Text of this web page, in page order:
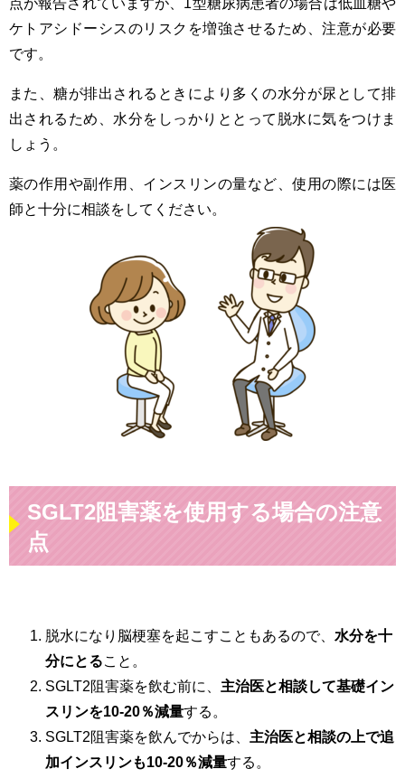
点が報告されていますが、1型糖尿病患者の場合は低血糖や
ケトアシドーシスのリスクを増強させるため、注意が必要
です。
また、糖が排出されるときにより多くの水分が尿として排
出されるため、水分をしっかりととって脱水に気をつけま
しょう。
薬の作用や副作用、インスリンの量など、使用の際には医
師と十分に相談をしてください。
SGLT2阻害薬を使用する場合の注意
点
脱水になり脳梗塞を起こすこともあるので、 水分を十
分にとること。
SGLT2阻害薬を飲む前に、 主治医と相談して基礎イン
スリンを10-20％減量する。
SGLT2阻害薬を飲んでからは、 主治医と相談の上で追
加インスリンも10-20％減量する。